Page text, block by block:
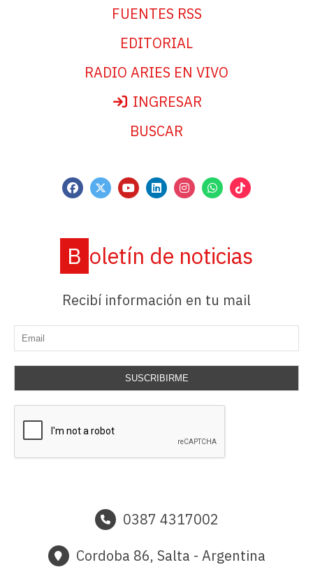
FUENTES RSS
EDITORIAL
RADIO ARIES EN VIVO
INGRESAR
BUSCAR
Boletín de noticias
Recibí información en tu mail
SUSCRIBIRME
0387 4317002
Cordoba 86, Salta - Argentina